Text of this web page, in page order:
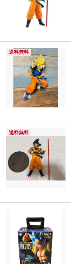
送料無料
送料無料